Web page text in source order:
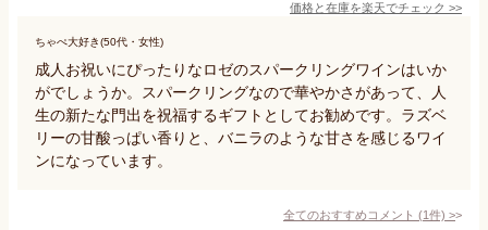
価格と在庫を楽天でチェック >>
ちゃぺ大好き(50代・女性)
成人お祝いにぴったりなロゼのスパークリングワインはいか
がでしょうか。スパークリングなので華やかさがあって、人
生の新たな門出を祝福するギフトとしてお勧めです。ラズベ
リーの甘酸っぱい香りと、バニラのような甘さを感じるワイ
ンになっています。
全てのおすすめコメント (1件) >